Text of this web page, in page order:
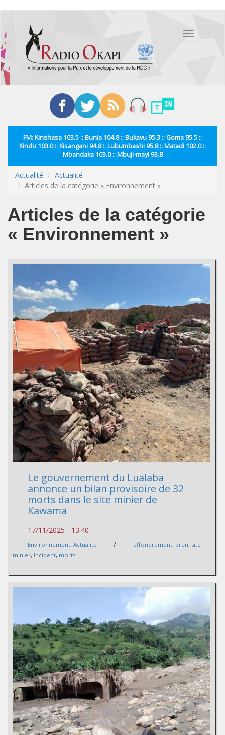
contenu
principal
Toggle
FM: Kinshasa 103.5 :: Bunia 104.8 :: Bukavu 95.3 :: Goma 95.5 ::
Kindu 103.0 :: Kisangani 94.8 :: Lubumbashi 95.8 :: Matadi 102.0 ::
Mbandaka 103.0 :: Mbuji-mayi 93.8
Actualité
Actualité
Articles de la catégorie « Environnement »
Articles de la catégorie
« Environnement »
Le gouvernement du Lualaba
annonce un bilan provisoire de 32
morts dans le site minier de
Kawama
17/11/2025 - 13:40
Environnement, Actualité / effondrement, bilan, site
minier, Incident, morts